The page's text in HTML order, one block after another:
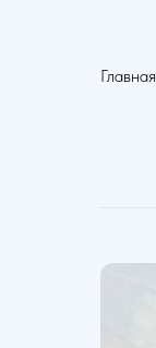
Главная